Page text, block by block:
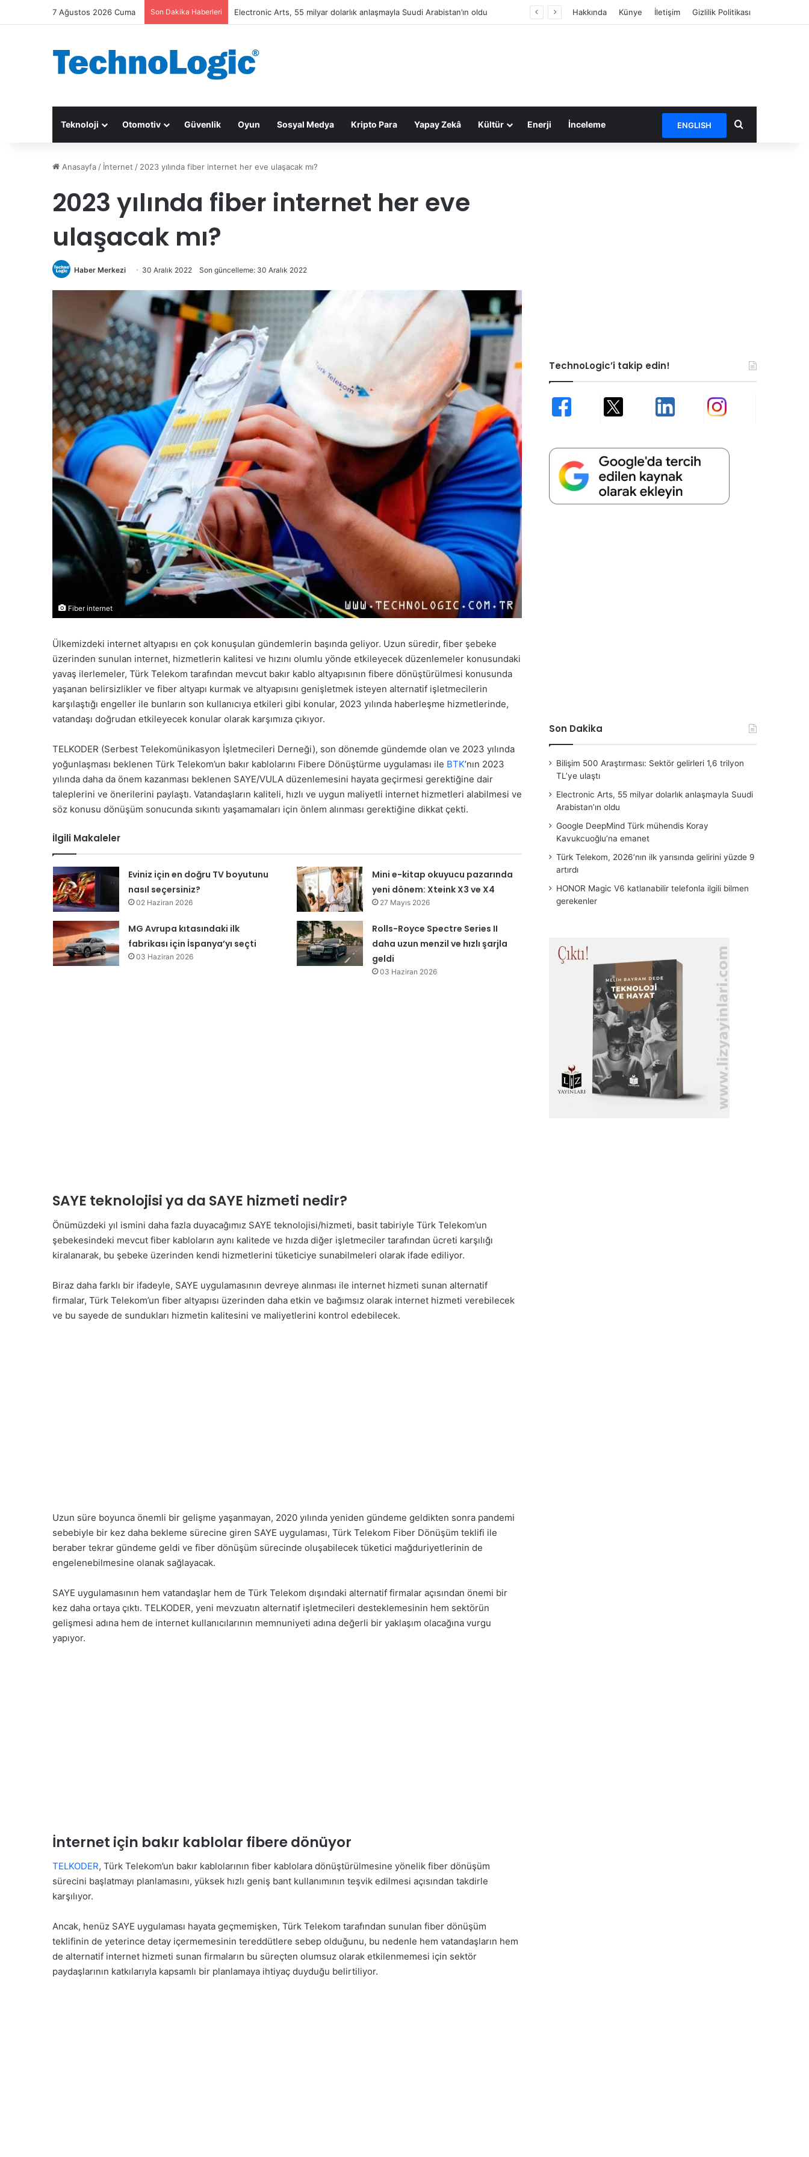
7 Ağustos 2026 Cuma Son Dakika Haberleri Google DeepMind Türk mühendis Koray Kavukcuoğlu’na emanet Hakkında Künye İletişim Gizlilik Politikası
Teknoloji Otomotiv Güvenlik Oyun Sosyal Medya Kripto Para Yapay Zekâ Kültür Enerji İnceleme ENGLISH Arama yap ...
Anasayfa / İnternet / 2023 yılında fiber internet her eve ulaşacak mı?
2023 yılında fiber internet her eve
ulaşacak mı?
Haber Merkezi 30 Aralık 2022 Son güncelleme: 30 Aralık 2022
Fiber internet
Ülkemizdeki internet altyapısı en çok konuşulan gündemlerin başında geliyor. Uzun süredir, fiber şebeke
üzerinden sunulan internet, hizmetlerin kalitesi ve hızını olumlu yönde etkileyecek düzenlemeler konusundaki
yavaş ilerlemeler, Türk Telekom tarafından mevcut bakır kablo altyapısının fibere dönüştürülmesi konusunda
yaşanan belirsizlikler ve fiber altyapı kurmak ve altyapısını genişletmek isteyen alternatif işletmecilerin
karşılaştığı engeller ile bunların son kullanıcıya etkileri gibi konular, 2023 yılında haberleşme hizmetlerinde,
vatandaşı doğrudan etkileyecek konular olarak karşımıza çıkıyor.
TELKODER (Serbest Telekomünikasyon İşletmecileri Derneği), son dönemde gündemde olan ve 2023 yılında
yoğunlaşması beklenen Türk Telekom’un bakır kablolarını Fibere Dönüştürme uygulaması ile BTK’nın 2023
yılında daha da önem kazanması beklenen SAYE/VULA düzenlemesini hayata geçirmesi gerektiğine dair
taleplerini ve önerilerini paylaştı. Vatandaşların kaliteli, hızlı ve uygun maliyetli internet hizmetleri alabilmesi ve
söz konusu dönüşüm sonucunda sıkıntı yaşamamaları için önlem alınması gerektiğine dikkat çekti.
İlgili Makaleler
Eviniz için en doğru TV boyutunu
nasıl seçersiniz?
02 Haziran 2026
Mini e-kitap okuyucu pazarında
yeni dönem: Xteink X3 ve X4
27 Mayıs 2026
MG Avrupa kıtasındaki ilk
fabrikası için İspanya’yı seçti
03 Haziran 2026
Rolls-Royce Spectre Series II
daha uzun menzil ve hızlı şarjla
geldi
03 Haziran 2026
SAYE teknolojisi ya da SAYE hizmeti nedir?
Önümüzdeki yıl ismini daha fazla duyacağımız SAYE teknolojisi/hizmeti, basit tabiriyle Türk Telekom’un
şebekesindeki mevcut fiber kabloların aynı kalitede ve hızda diğer işletmeciler tarafından ücreti karşılığı
kiralanarak, bu şebeke üzerinden kendi hizmetlerini tüketiciye sunabilmeleri olarak ifade ediliyor.
Biraz daha farklı bir ifadeyle, SAYE uygulamasının devreye alınması ile internet hizmeti sunan alternatif
firmalar, Türk Telekom’un fiber altyapısı üzerinden daha etkin ve bağımsız olarak internet hizmeti verebilecek
ve bu sayede de sundukları hizmetin kalitesini ve maliyetlerini kontrol edebilecek.
Uzun süre boyunca önemli bir gelişme yaşanmayan, 2020 yılında yeniden gündeme geldikten sonra pandemi
sebebiyle bir kez daha bekleme sürecine giren SAYE uygulaması, Türk Telekom Fiber Dönüşüm teklifi ile
beraber tekrar gündeme geldi ve fiber dönüşüm sürecinde oluşabilecek tüketici mağduriyetlerinin de
engelenebilmesine olanak sağlayacak.
SAYE uygulamasının hem vatandaşlar hem de Türk Telekom dışındaki alternatif firmalar açısından önemi bir
kez daha ortaya çıktı. TELKODER, yeni mevzuatın alternatif işletmecileri desteklemesinin hem sektörün
gelişmesi adına hem de internet kullanıcılarının memnuniyeti adına değerli bir yaklaşım olacağına vurgu
yapıyor.
İnternet için bakır kablolar fibere dönüyor
TELKODER, Türk Telekom’un bakır kablolarının fiber kablolara dönüştürülmesine yönelik fiber dönüşüm
sürecini başlatmayı planlamasını, yüksek hızlı geniş bant kullanımının teşvik edilmesi açısından takdirle
karşılıyor.
Ancak, henüz SAYE uygulaması hayata geçmemişken, Türk Telekom tarafından sunulan fiber dönüşüm
teklifinin de yeterince detay içermemesinin tereddütlere sebep olduğunu, bu nedenle hem vatandaşların hem
de alternatif internet hizmeti sunan firmaların bu süreçten olumsuz olarak etkilenmemesi için sektör
paydaşlarının katkılarıyla kapsamlı bir planlamaya ihtiyaç duyduğu belirtiliyor.
TechnoLogic’i takip edin!
Son Dakika
Bilişim 500 Araştırması: Sektör gelirleri 1,6 trilyon
TL’ye ulaştı
Electronic Arts, 55 milyar dolarlık anlaşmayla Suudi
Arabistan’ın oldu
Google DeepMind Türk mühendis Koray
Kavukcuoğlu’na emanet
Türk Telekom, 2026’nın ilk yarısında gelirini yüzde 9
artırdı
HONOR Magic V6 katlanabilir telefonla ilgili bilmen
gerekenler